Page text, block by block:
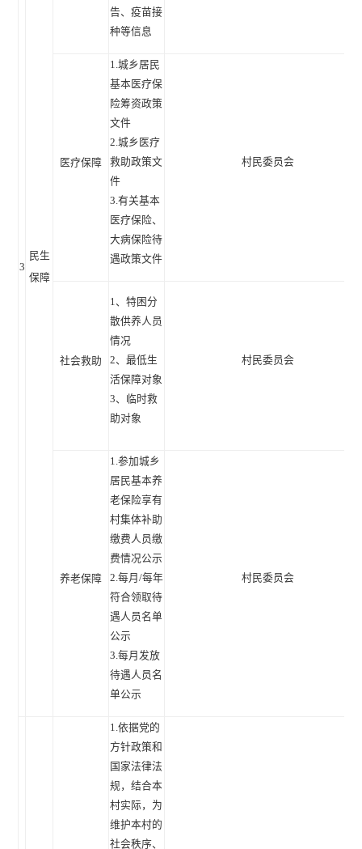
3
民生
保障
告、疫苗接
种等信息
医疗保障
1.城乡居民
基本医疗保
险筹资政策
文件
2.城乡医疗
救助政策文
件
3.有关基本
医疗保险、
大病保险待
遇政策文件
村民委员会
社会救助
1、特困分
散供养人员
情况
2、最低生
活保障对象
3、临时救
助对象
村民委员会
养老保障
1.参加城乡
居民基本养
老保险享有
村集体补助
缴费人员缴
费情况公示
2.每月/每年
符合领取待
遇人员名单
公示
3.每月发放
待遇人员名
单公示
村民委员会
1.依据党的
方针政策和
国家法律法
规，结合本
村实际，为
维护本村的
社会秩序、